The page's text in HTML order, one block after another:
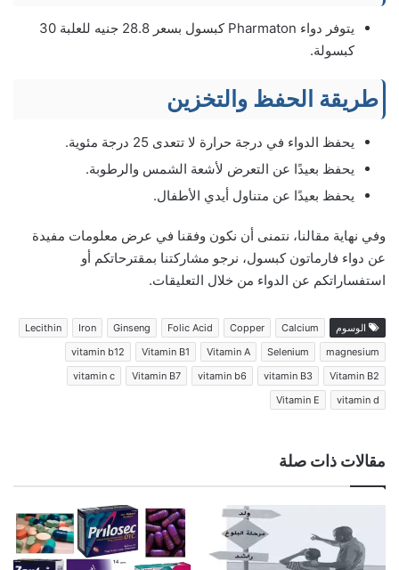
يتوفر دواء Pharmaton كبسول بسعر 28.8 جنيه للعلبة 30
كبسولة.
طريقة الحفظ والتخزين
يحفظ الدواء في درجة حرارة لا تتعدى 25 درجة مئوية.
يحفظ بعيدًا عن التعرض لأشعة الشمس والرطوبة.
يحفظ بعيدًا عن متناول أيدي الأطفال.
وفي نهاية مقالنا، نتمنى أن نكون وفقنا في عرض معلومات مفيدة
عن دواء فارماتون كبسول، نرجو مشاركتنا بمقترحاتكم أو
استفساراتكم عن الدواء من خلال التعليقات.
الوسوم Calcium
Copper
Folic Acid
Ginseng
Iron
Lecithin
magnesium
Selenium
Vitamin A
Vitamin B1
vitamin b12
Vitamin B2
vitamin B3
vitamin b6
Vitamin B7
vitamin c
vitamin d
Vitamin E
مقالات ذات صلة